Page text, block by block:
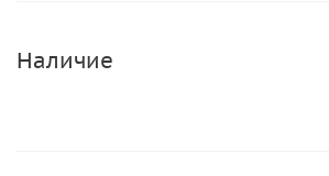
Наличие